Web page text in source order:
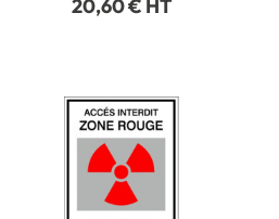
20,60 € HT